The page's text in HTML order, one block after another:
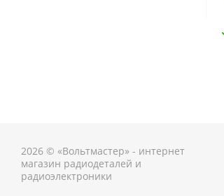
2026 © «Вольтмастер» - интернет
магазин радиодеталей и
радиоэлектроники